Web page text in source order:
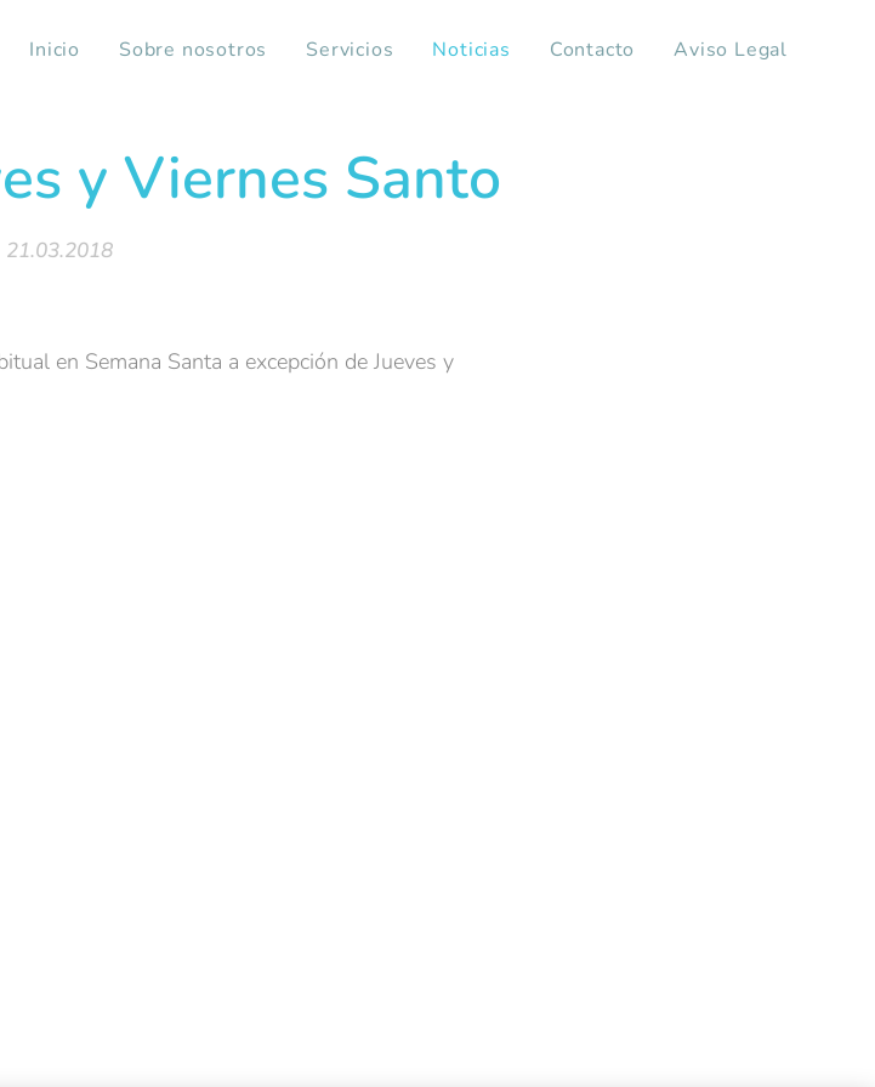
Inicio Sobre nosotros Servicios Noticias Contacto Aviso Legal
y Viernes Santo
21.03.2018
en Semana Santa a excepción de Jueves y